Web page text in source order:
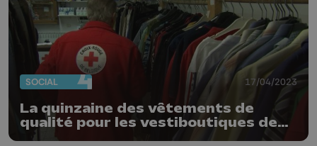
SOCIAL 17/04/2023
La quinzaine des vêtements de
qualité pour les vestiboutiques de
La Croix-Rouge